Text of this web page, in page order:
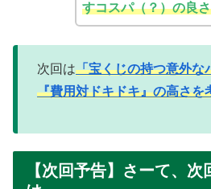
すコスパ（？）の良さ
次回は「宝くじの持つ意外な
『費用対ドキドキ』の高さを
【次回予告】さーて、